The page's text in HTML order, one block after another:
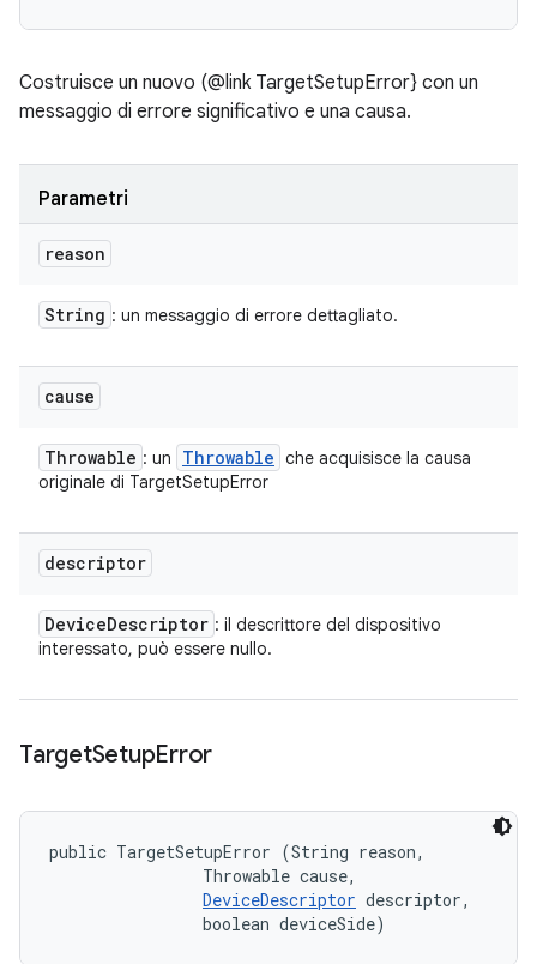
Costruisce un nuovo (@link TargetSetupError} con un
messaggio di errore significativo e una causa.
Parametri
reason
String : un messaggio di errore dettagliato.
cause
Throwable : un Throwable che acquisisce la causa
originale di TargetSetupError
descriptor
DeviceDescriptor : il descrittore del dispositivo
interessato, può essere nullo.
TargetSetupError
public TargetSetupError (String reason,
                Throwable cause,
DeviceDescriptor descriptor,
                boolean deviceSide)